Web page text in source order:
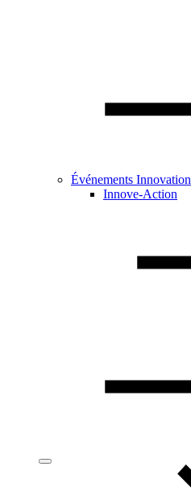
Événements Innovation
Innove-Action